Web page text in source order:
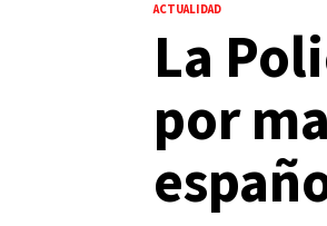
ACTUALIDAD
La
por